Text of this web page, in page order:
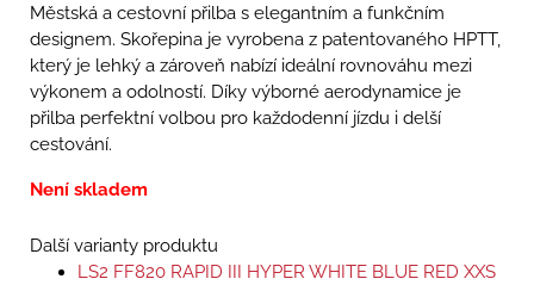
Městská a cestovní přilba s elegantním a funkčním
designem. Skořepina je vyrobena z patentovaného HPTT,
který je lehký a zároveň nabízí ideální rovnováhu mezi
výkonem a odolností. Díky výborné aerodynamice je
přilba perfektní volbou pro každodenní jízdu i delší
cestování.
Není skladem
Další varianty produktu
LS2 FF820 RAPID III HYPER WHITE BLUE RED XXS